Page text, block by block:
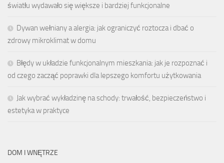
światłu wydawało się większe i bardziej funkcjonalne
Dywan wełniany a alergia: jak ograniczyć roztocza i dbać o
zdrowy mikroklimat w domu
Błędy w układzie funkcjonalnym mieszkania: jak je rozpoznać i
od czego zacząć poprawki dla lepszego komfortu użytkowania
Jak wybrać wykładzinę na schody: trwałość, bezpieczeństwo i
estetyka w praktyce
DOM I WNĘTRZE